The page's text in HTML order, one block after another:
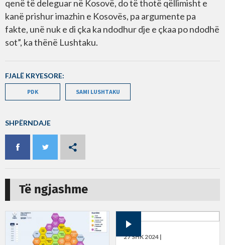
qenë të deleguar në Kosovë, do të thotë qëllimisht e
kanë prishur imazhin e Kosovës, pa argumente pa
fakte, unë nuk e di çka ka ndodhur dje e çkaa po ndodhë
sot”, ka thënë Lushtaku.
FJALË KRYESORE:
PDK SAMI LUSHTAKU
SHPËRNDAJE
Të ngjashme
27 SHK 2024 |